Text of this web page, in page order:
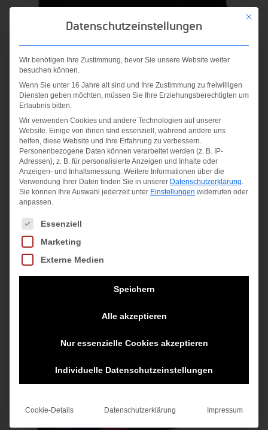
M NP SHORT schwarz
25,00€
inkl. MwSt.
zzgl.
Mit
Datenschutzeinstellungen
Wir benötigen Ihre Zustimmung, bevor Sie unsere Website weiter
besuchen können.
Wenn Sie unter 16 Jahre alt sind und Ihre Zustimmung zu freiwilligen
Diensten geben möchten, müssen Sie Ihre Erziehungsberechtigten um
Erlaubnis bitten.
Wir verwenden Cookies und andere Technologien auf unserer
Website. Einige von ihnen sind essenziell, während andere uns
helfen, diese Website und Ihre Erfahrung zu verbessern.
Personenbezogene Daten können verarbeitet werden (z. B. IP-
Adressen), z. B. für personalisierte Anzeigen und Inhalte oder
Anzeigen- und Inhaltsmessung. Weitere Informationen über die
Verwendung Ihrer Daten finden Sie in unserer Datenschutzerklärung.
Sie können Ihre Auswahl jederzeit unter Einstellungen widerrufen oder
anpassen.
Es folgt eine Liste der Service-Gruppen, für die eine
Essenziell
Marketing
Externe Medien
Speichern
Alle akzeptieren
Nur essenzielle Cookies akzeptieren
Individuelle Datenschutzeinstellungen
Cookie-Details Datenschutzerklärung Impressum